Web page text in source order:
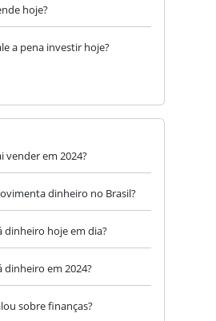
hoje?
a pena investir hoje?
vender em 2024?
dinheiro no Brasil?
dinheiro hoje em dia?
dinheiro em 2024?
sobre finanças?